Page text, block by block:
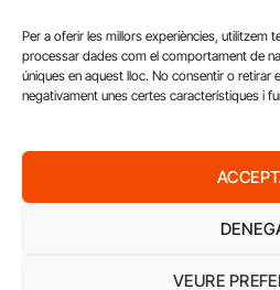
Per a oferir les millors experiències, utilitzem
processar dades com el comportament de
úniques en aquest lloc. No consentir o retirar
negativament unes certes característiques i
VEURE